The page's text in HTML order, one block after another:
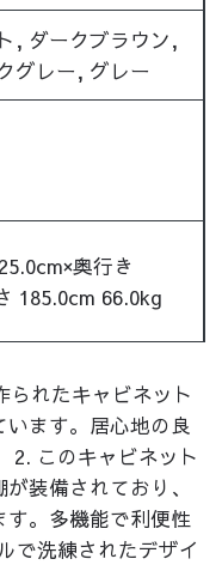
, ダークブラウン,
グレー, グレー
奥行き
185.0cm 66.0kg
れたキャビネット
ます。居心地の良
2. このキャビネット
装備されており、
。多機能で利便性
で洗練されたデザイ